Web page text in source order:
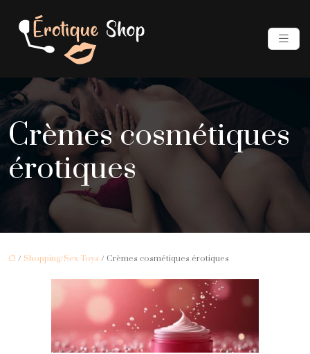
Crèmes cosmétiques
érotiques
/ Shopping/Sex Toys / Crèmes cosmétiques érotiques